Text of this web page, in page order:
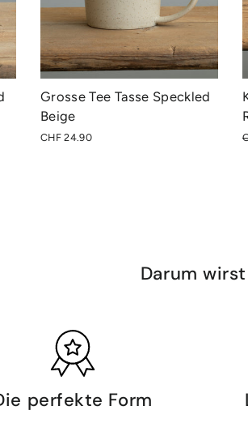
Grosse Tee Tasse Speckled
Beige
CHF 24.90
Darum
perfekte Form